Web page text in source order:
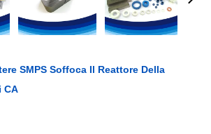
SMPS Soffoca Il Reattore Della
CA